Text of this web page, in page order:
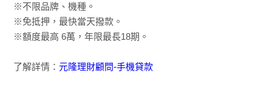
※不限品牌、機種。
※免抵押，最快當天撥款。
※額度最高 6萬，年限最長18期。
了解詳情：元隆理財顧問-手機貸款